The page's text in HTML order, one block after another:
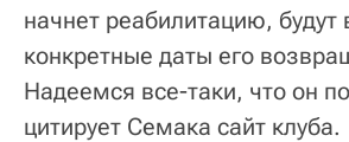
начнет реабилитацию, будут
конкретные даты его
Надеемся все-таки, что он
цитирует Семака сайт клуба.